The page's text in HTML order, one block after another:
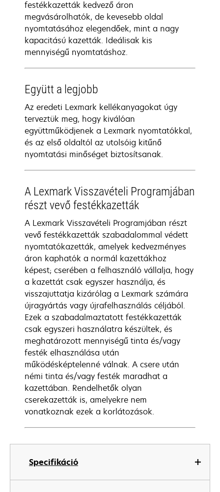
Specifikáció
festékkazetták kedvező áron
megvásárolhatók, de kevesebb oldal
nyomtatásához elegendőek, mint a nagy
kapacitású kazetták. Ideálisak kis
mennyiségű nyomtatáshoz.
Együtt a legjobb
Az eredeti Lexmark kellékanyagokat úgy
terveztük meg, hogy kiválóan
együttműködjenek a Lexmark nyomtatókkal,
és az első oldaltól az utolsóig kitűnő
nyomtatási minőséget biztosítsanak.
A Lexmark Visszavételi Programjában
részt vevő festékkazetták
A Lexmark Visszavételi Programjában részt
vevő festékkazetták szabadalommal védett
nyomtatókazetták, amelyek kedvezményes
áron kaphatók a normál kazettákhoz
képest; cserében a felhasználó vállalja, hogy
a kazettát csak egyszer használja, és
visszajuttatja kizárólag a Lexmark számára
újragyártás vagy újrafelhasználás céljából.
Ezek a szabadalmaztatott festékkazetták
csak egyszeri használatra készültek, és
meghatározott mennyiségű tinta és/vagy
festék elhasználása után
működésképtelenné válnak. A csere után
némi tinta és/vagy festék maradhat a
kazettában. Rendelhetők olyan
cserekazetták is, amelyekre nem
vonatkoznak ezek a korlátozások.